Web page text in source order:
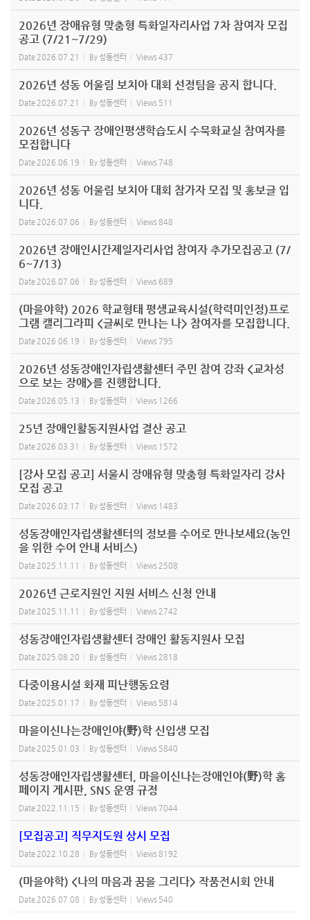
2026년 장애유형 맞춤형 특화일자리사업 7차 참여자 모집
공고 (7/21~7/29)
Date 2026.07.21 By성동센터 Views 437
2026년 성동 어울림 보치아 대회 선정팀을 공지 합니다.
Date 2026.07.21 By성동센터 Views 511
2026년 성동구 장애인평생학습도시 수묵화교실 참여자를
모집합니다
Date 2026.06.19 By성동센터 Views 748
2026년 성동 어울림 보치아 대회 참가자 모집 및 홍보글 입
니다.
Date 2026.07.06 By성동센터 Views 848
2026년 장애인시간제일자리사업 참여자 추가모집공고 (7/
6~7/13)
Date 2026.07.06 By성동센터 Views 689
(마을야학) 2026 학교형태 평생교육시설(학력미인정)프로
그램 캘리그라피 <글씨로 만나는 나> 참여자를 모집합니다.
Date 2026.06.19 By성동센터 Views 795
2026년 성동장애인자립생활센터 주민 참여 강좌 <교차성
으로 보는 장애>를 진행합니다.
Date 2026.05.13 By성동센터 Views 1266
25년 장애인활동지원사업 결산 공고
Date 2026.03.31 By성동센터 Views 1572
[강사 모집 공고] 서울시 장애유형 맞춤형 특화일자리 강사
모집 공고
Date 2026.03.17 By성동센터 Views 1483
성동장애인자립생활센터의 정보를 수어로 만나보세요(농인
을 위한 수어 안내 서비스)
Date 2025.11.11 By성동센터 Views 2508
2026년 근로지원인 지원 서비스 신청 안내
Date 2025.11.11 By성동센터 Views 2742
성동장애인자립생활센터 장애인 활동지원사 모집
Date 2025.08.20 By성동센터 Views 2818
다중이용시설 화재 피난행동요령
Date 2025.01.17 By성동센터 Views 5814
마을이신나는장애인야(野)학 신입생 모집
Date 2025.01.03 By성동센터 Views 5840
성동장애인자립생활센터, 마을이신나는장애인야(野)학 홈
페이지 게시판, SNS 운영 규정
Date 2022.11.15 By성동센터 Views 7044
[모집공고] 직무지도원 상시 모집
Date 2022.10.28 By성동센터 Views 8192
(마을야학) <나의 마음과 꿈을 그리다> 작품전시회 안내
Date 2026.07.08 By성동센터 Views 540